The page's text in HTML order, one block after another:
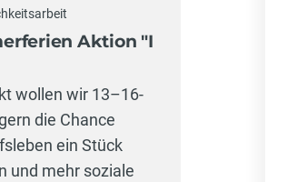
Aktion "I
wollen wir 13–16-
die Chance
ein Stück
und mehr soziale